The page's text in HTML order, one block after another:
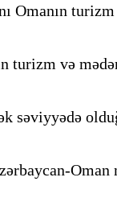
Omanın
turizm və
səviyyədə